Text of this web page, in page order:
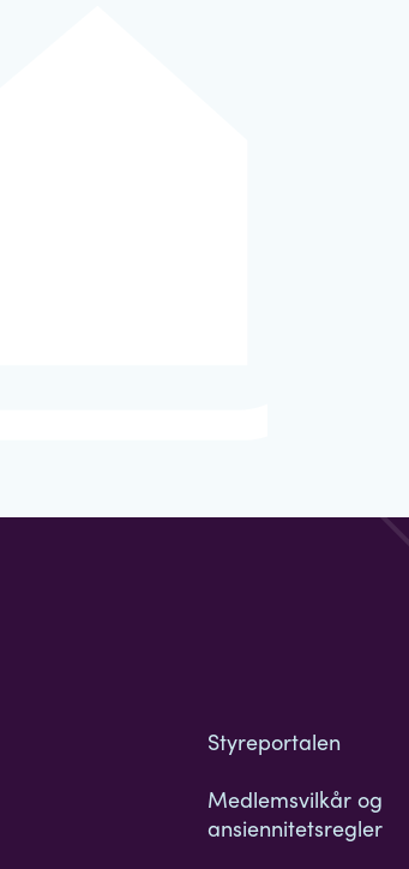
Styreportalen
Medlemsvilkår og
ansiennitetsregler